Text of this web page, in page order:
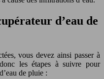
d’eau de
vous devez ainsi passer à
les étapes à suivre pour
de pluie :